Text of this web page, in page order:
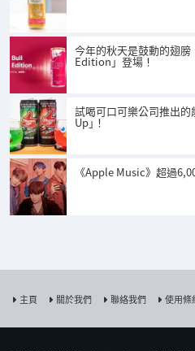
今年的秋天是鼓動的翅膀
Edition」登場！
試喝可口可樂公司推出
Up｣！
《Apple Music》超過
主頁 關於我們 聯絡我們 使用條